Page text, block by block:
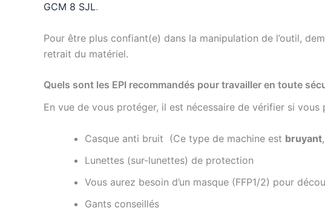
GCM 8 SJL.
Pour être plus confiant(e) dans la manipulation de l’outil,
retrait du matériel.
Quels sont les EPI recommandés pour travailler en toute
En vue de vous protéger, il est nécessaire de vérifier si vous
Casque anti bruit (Ce type de machine est bruyant
Lunettes (sur-lunettes) de protection
Vous aurez besoin d’un masque (FFP1/2) pour
Gants conseillés